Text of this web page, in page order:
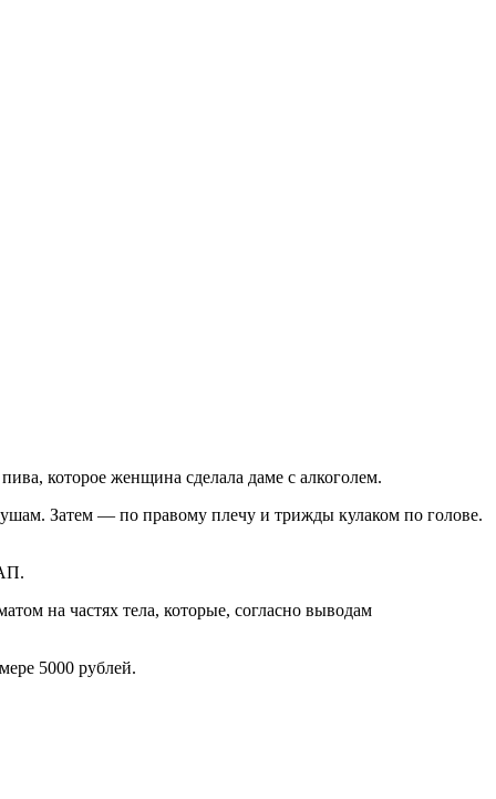
которое женщина сделала даме с алкоголем.
Затем — по правому плечу и трижды кулаком по голове.
на частях тела, которые, согласно выводам
5000 рублей.